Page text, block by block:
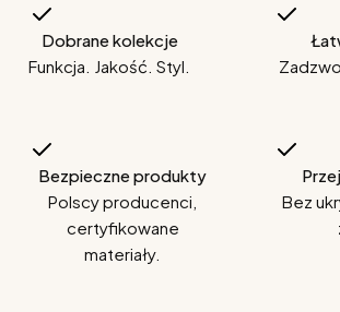
Dobrane kolekcje
Funkcja. Jakość. Styl.
Bezpieczne produkty
Polscy producenci,
certyfikowane
materiały.
Bez